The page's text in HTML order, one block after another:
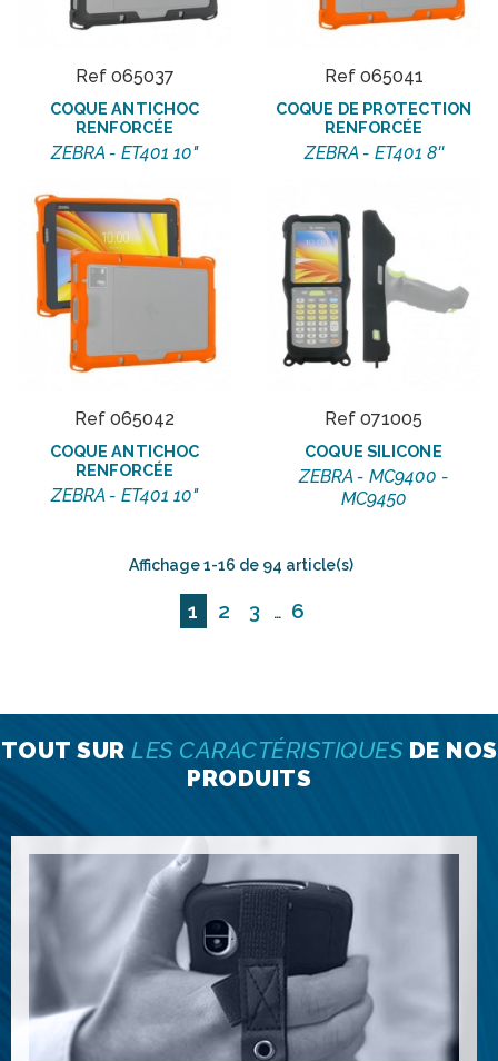
Ref 065037
COQUE ANTICHOC
RENFORCÉE
ZEBRA - ET401 10"
Ref 065041
COQUE DE PROTECTION
RENFORCÉE
ZEBRA - ET401 8''
Ref 065042
COQUE ANTICHOC
RENFORCÉE
ZEBRA - ET401 10"
Ref 071005
COQUE SILICONE
ZEBRA - MC9400 -
MC9450
Affichage 1-16 de 94 article(s)
1 2 3 … 6
TOUT SUR LES CARACTÉRISTIQUESDE NOS
PRODUITS